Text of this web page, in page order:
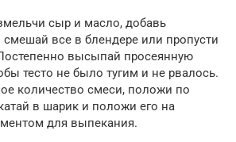
сыр и масло, добавь
смешай все в блендере или пропусти
высыпай просеянную
тесто не было тугим и не рвалось.
количество смеси, положи по
в шарик и положи его на
для выпекания.